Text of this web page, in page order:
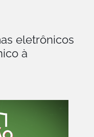
eletrônicos
à